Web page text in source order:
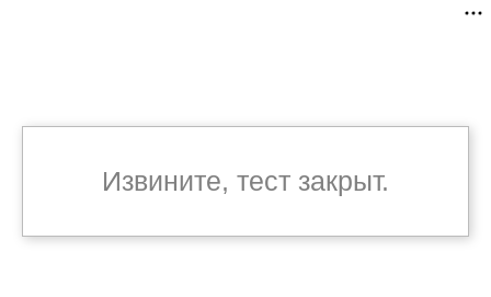
Извините, тест закрыт.